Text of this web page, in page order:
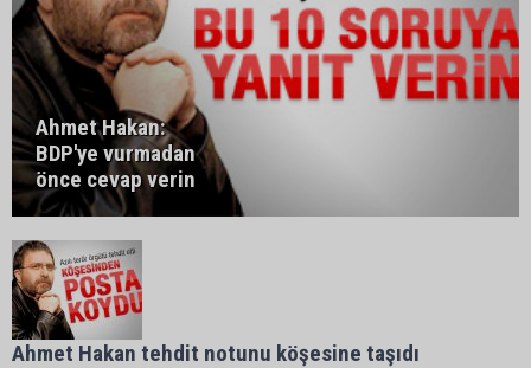
Ahmet Hakan:
BDP'ye vurmadan
önce cevap verin
Ahmet Hakan tehdit notunu köşesine taşıdı